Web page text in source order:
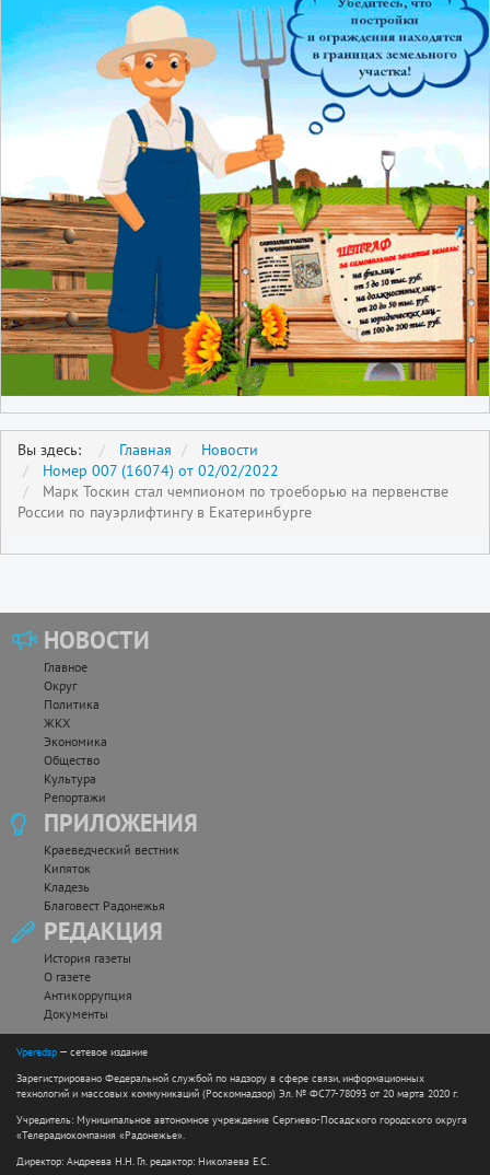
Вы здесь: Главная
Новости
Номер 007 (16074) от 02/02/2022
Марк Тоскин стал чемпионом по троеборью на первенстве
России по пауэрлифтингу в Екатеринбурге
НОВОСТИ
Главное
Округ
Политика
ЖКХ
Экономика
Общество
Культура
Репортажи
ПРИЛОЖЕНИЯ
Краеведческий вестник
Кипяток
Кладезь
Благовест Радонежья
РЕДАКЦИЯ
История газеты
О газете
Антикоррупция
Документы
Vperedsp — сетевое издание
Зарегистрировано Федеральной службой по надзору в сфере связи, информационных
технологий и массовых коммуникаций (Роскомнадзор) Эл. № ФС77-78093 от 20 марта 2020 г.
Учредитель: Муниципальное автономное учреждение Сергиево-Посадского городского округа
«Телерадиокомпания «Радонежье».
Директор: Андреева Н.Н. Гл. редактор: Николаева Е.С.